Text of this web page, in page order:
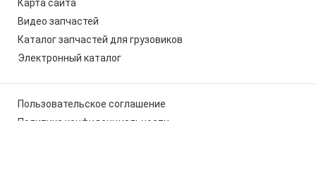
Карта сайта
Видео запчастей
Каталог запчастей для грузовиков
Электронный каталог
Пользовательское соглашение
Политика конфиденциальности